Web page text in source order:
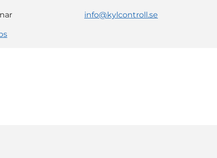
info@kylcontroll.se